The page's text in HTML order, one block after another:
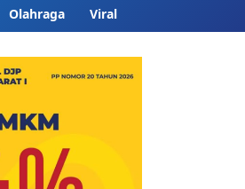
Olahraga Viral